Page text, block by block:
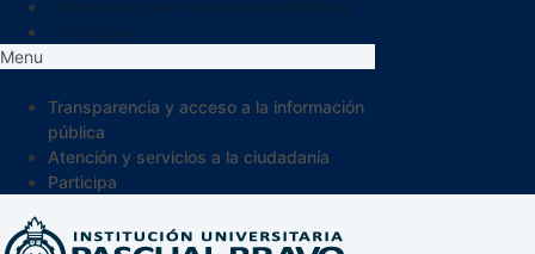
Menu
Transparencia y acceso a la información
pública
Atención y servicios a la ciudadanía
Participa